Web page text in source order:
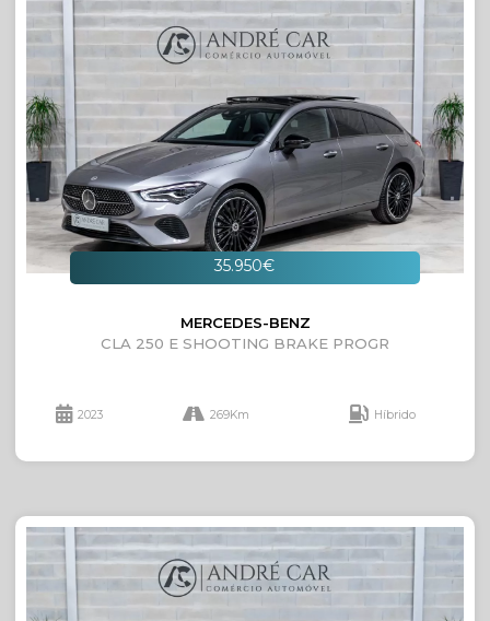
35.950€
MERCEDES-BENZ
CLA 250 E SHOOTING BRAKE PROGR
2023 269Km Híbrido